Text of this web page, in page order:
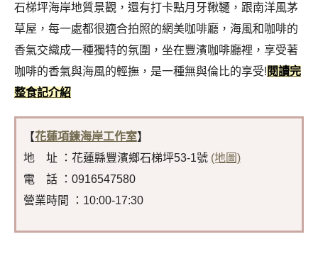
石梯坪海岸地質景觀，還有打卡點月牙鞦韆，跟南洋風茅
草屋，每一處都很適合拍照的網美咖啡廳，海風和咖啡的
香氣交織成一種獨特的氛圍，坐在豐濱咖啡廳裡，享受著
咖啡的香氣與海風的輕撫，是一種無與倫比的享受! 閱讀完
整食記介紹
【花蓮項鍊海岸工作室】
地 址 ：花蓮縣豐濱鄉石梯坪53-1號 (地圖)
電 話 ：0916547580
營業時間 ：10:00-17:30